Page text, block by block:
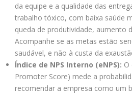
da equipe e a qualidade das
trabalho tóxico, com baixa saúde
queda de produtividade, aumento
Acompanhe se as metas estão
saudável, e não à custa da
Índice de NPS Interno (eNPS): O
Promoter Score) mede a
recomendar a empresa como um